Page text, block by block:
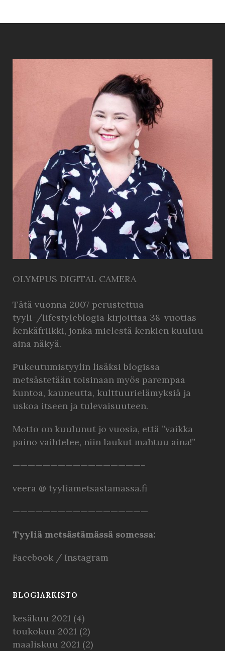
OLYMPUS DIGITAL CAMERA
Tätä vuonna 2007 perustettua
tyyli-/lifestyleblogia kirjoittaa 38-vuotias
kenkäfriikki, jonka mielestä kenkien kuuluu
aina näkyä.
Pukeutumistyylin lisäksi blogissa
metsästetään toisinaan myös parempaa
kuntoa, kauneutta, kulttuurielämyksiä ja
uskoa itseen ja tulevaisuuteen.
Motto on kuulunut jo vuosia, että ”vaikka
paino vaihtelee, niin laukut mahtuu aina!”
—————————————————–
veera @ tyyliametsastamassa.fi
——————————————————
Tyyliä metsästämässä somessa:
Facebook / Instagram
BLOGIARKISTO
kesäkuu 2021 (4)
toukokuu 2021 (2)
maaliskuu 2021 (2)